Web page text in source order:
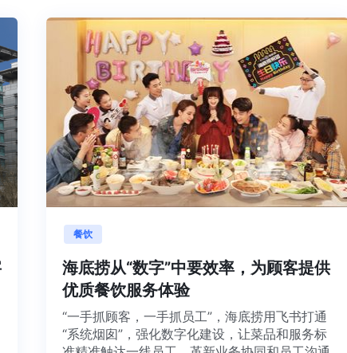
海底捞从“数字”中要效率，为顾客提供
优质餐饮服务体验
“一手抓顾客，一手抓员工”，海底捞用飞书打通
“系统烟囱”，强化数字化建设，让菜品和服务标